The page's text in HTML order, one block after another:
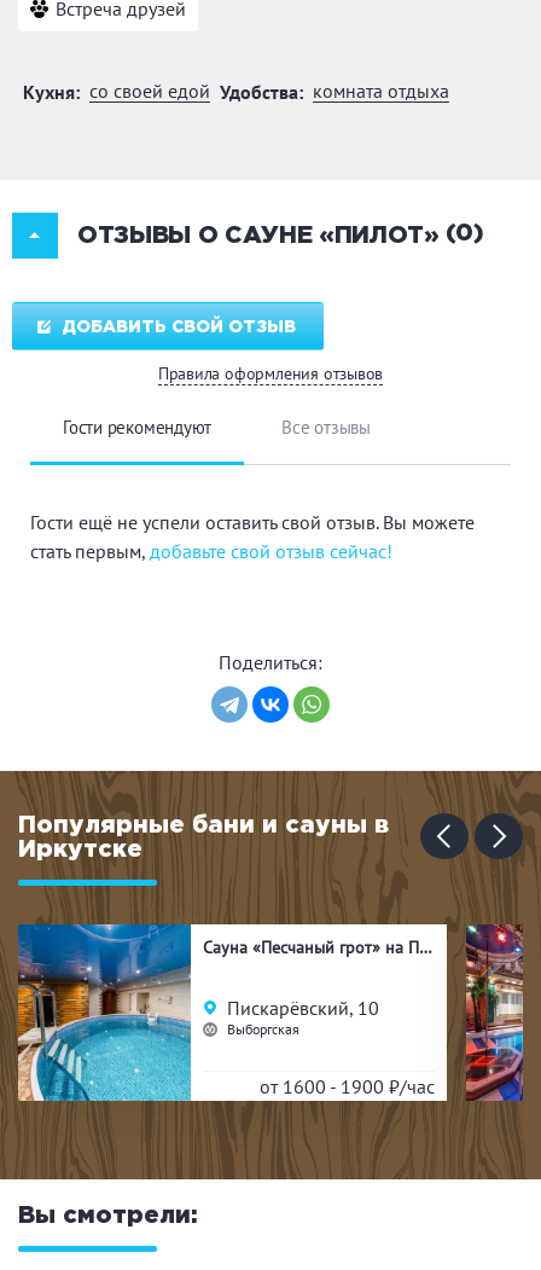
Встреча друзей
Кухня: со своей едой Удобства: комната отдыха
ОТЗЫВЫ О САУНЕ «ПИЛОТ» (0)
ДОБАВИТЬ СВОЙ ОТЗЫВ
Правила оформления отзывов
Гости рекомендуют Все отзывы
Гости ещё не успели оставить свой отзыв. Вы можете
стать первым, добавьте свой отзыв сейчас!
Поделиться:
Популярные бани и сауны в
Иркутске
Сауна «Песчаный грот» на Пискарёвском
Пискарёвский, 10
Выборгская
от 1600 - 1900 ₽/час
Вы смотрели: